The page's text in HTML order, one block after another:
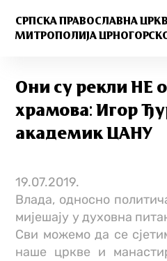
СРПСКА ПРАВОСЛАВНА
МИТРОПОЛИЈА
Они су рекли НЕ
храмова: Игор
академик ЦАНУ
19.07.2019.
Влада, односно
мијешају у духовна
Сви можемо да се
наше цркве и